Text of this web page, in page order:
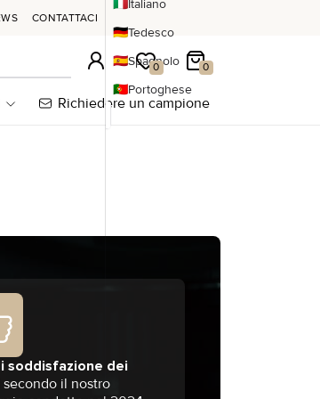
CONTATTACI
Italiano
🇩🇪Tedesco
🇪🇸Spagnolo
🇵🇹Portoghese
Accesso 0
La mia wishlist
0
Il mio carrello
Richiedere un campione
soddisfazione dei
secondo il nostro